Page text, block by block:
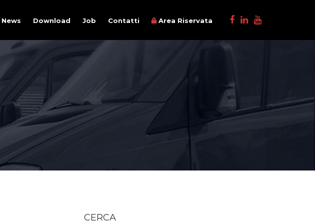
News Download Job Contatti Area Riservata
CERCA